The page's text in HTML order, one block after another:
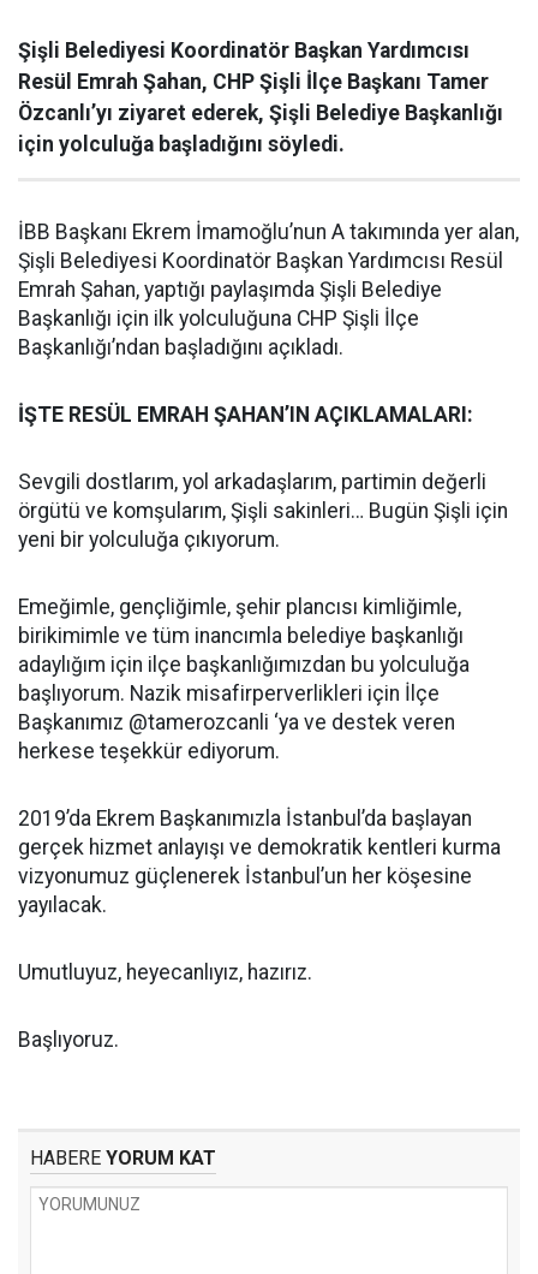
Şişli Belediyesi Koordinatör Başkan Yardımcısı
Resül Emrah Şahan, CHP Şişli İlçe Başkanı Tamer
Özcanlı’yı ziyaret ederek, Şişli Belediye Başkanlığı
için yolculuğa başladığını söyledi.
İBB Başkanı Ekrem İmamoğlu’nun A takımında yer alan,
Şişli Belediyesi Koordinatör Başkan Yardımcısı Resül
Emrah Şahan, yaptığı paylaşımda Şişli Belediye
Başkanlığı için ilk yolculuğuna CHP Şişli İlçe
Başkanlığı’ndan başladığını açıkladı.
İŞTE RESÜL EMRAH ŞAHAN’IN AÇIKLAMALARI:
Sevgili dostlarım, yol arkadaşlarım, partimin değerli
örgütü ve komşularım, Şişli sakinleri… Bugün Şişli için
yeni bir yolculuğa çıkıyorum.
Emeğimle, gençliğimle, şehir plancısı kimliğimle,
birikimimle ve tüm inancımla belediye başkanlığı
adaylığım için ilçe başkanlığımızdan bu yolculuğa
başlıyorum. Nazik misafirperverlikleri için İlçe
Başkanımız @tamerozcanli ‘ya ve destek veren
herkese teşekkür ediyorum.
2019’da Ekrem Başkanımızla İstanbul’da başlayan
gerçek hizmet anlayışı ve demokratik kentleri kurma
vizyonumuz güçlenerek İstanbul’un her köşesine
yayılacak.
Umutluyuz, heyecanlıyız, hazırız.
Başlıyoruz.
HABERE YORUM KAT